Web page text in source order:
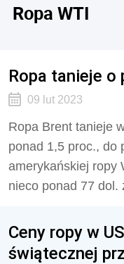
Ropa WTI
Ropa tanieje o
09 lut 2023
Ropa Brent tanieje
ponad 1,5 proc., do
amerykańskiej ropy
nieco ponad 77 dol.
Ceny ropy w
świątecznej